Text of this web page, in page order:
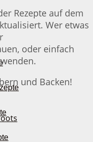
Rezepte auf dem
Wer etwas
oder einfach
und Backen!